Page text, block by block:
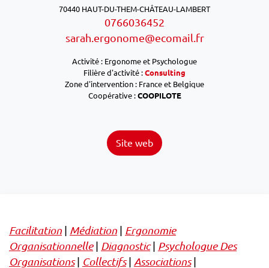
70440 HAUT-DU-THEM-CHÂTEAU-LAMBERT
0766036452
sarah.ergonome@ecomail.fr
Activité : Ergonome et Psychologue
Filière d'activité : Consulting
Zone d'intervention : France et Belgique
Coopérative : COOPILOTE
Site web
Facilitation Médiation
Ergonomie
Organisationnelle| Diagnostic|
Psychologue Des
Organisations| Collectifs| Associations|